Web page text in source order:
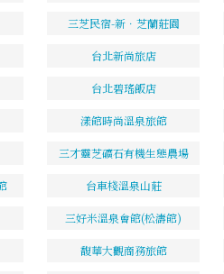
三芝民宿-新．芝蘭莊園
台北新尚旅店
台北碧瑤飯店
漾館時尚溫泉旅館
三才靈芝礦石有機生態農場
台車棧溫泉山莊
三好米溫泉會館(松濤館)
馥華大觀商務旅館